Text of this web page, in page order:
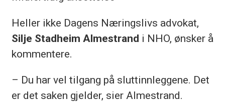
Heller ikke Dagens Næringslivs advokat,
Silje Stadheim Almestrand i NHO, ønsker å
kommentere.
– Du har vel tilgang på sluttinnleggene. Det
er det saken gjelder, sier Almestrand.